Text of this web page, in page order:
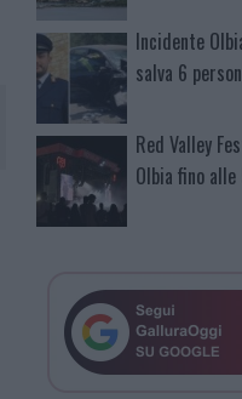
Incidente
salva 6
Red Valley
Olbia fino alle